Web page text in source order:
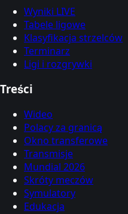
Wyniki LIVE
Tabele ligowe
Klasyfikacja strzelców
Terminarz
Ligi i rozgrywki
Treści
Wideo
Polacy za granicą
Okno transferowe
Transmisje
Mundial 2026
Skróty meczów
Symulatory
Edukacja